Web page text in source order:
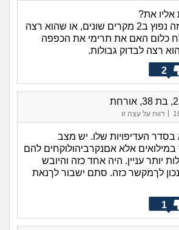
אליו את?
מניסיון שלי דבר כזה נפוץ ב2 מקרים שונים, או שהוא רצה
כלום האם את תרימי את הכפפה
רצה לבדוק גבולות.
2
| דווח על עצה זו
העדיפויות שלו. יש מצב
אלא אםנקרביהולוקחים להם
יותר עניין. היה אחד כזה והיובש
לךמקשר כזה. סתם ישבור לךנאת
1